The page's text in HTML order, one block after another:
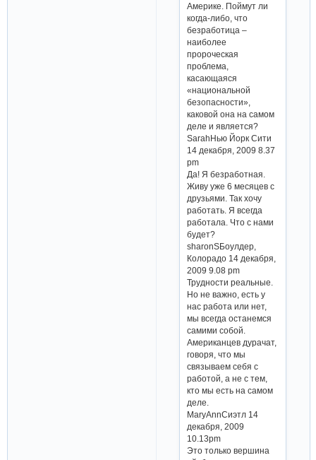
Америке. Поймут ли
когда-либо, что
безработица –
наиболее
пророческая
проблема,
касающаяся
«национальной
безопасности»,
каковой она на самом
деле и является?
SarahНью Йорк Сити
14 декабря, 2009 8.37
pm
Да! Я безработная.
Живу уже 6 месяцев с
друзьями. Так хочу
работать. Я всегда
работала. Что с нами
будет?
sharonSБоулдер,
Колорадо 14 декабря,
2009 9.08 pm
Трудности реальные.
Но не важно, есть у
нас работа или нет,
мы всегда останемся
самими собой.
Американцев дурачат,
говоря, что мы
связываем себя с
работой, а не с тем,
кто мы есть на самом
деле.
MaryAnnСиэтл 14
декабря, 2009
10.13pm
Это только вершина